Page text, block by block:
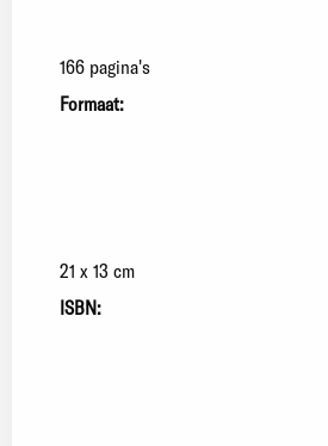
166 pagina's
Formaat:
21 x 13 cm
ISBN: